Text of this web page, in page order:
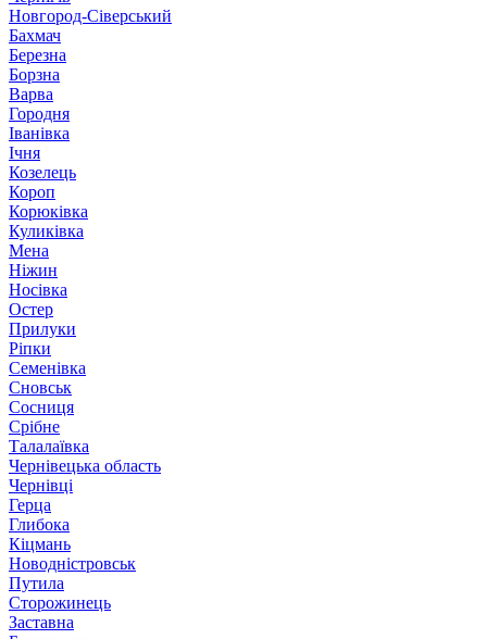
Новгород-Сіверський
Бахмач
Березна
Борзна
Варва
Городня
Іванівка
Ічня
Козелець
Короп
Корюківка
Куликівка
Мена
Ніжин
Носівка
Остер
Прилуки
Ріпки
Семенівка
Сновськ
Сосниця
Срібне
Талалаївка
Чернівецька область
Чернівці
Герца
Глибока
Кіцмань
Новодністровськ
Путила
Сторожинець
Заставна